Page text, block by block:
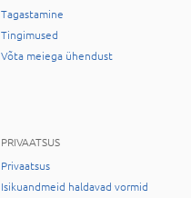
Tagastamine
Tingimused
Võta meiega ühendust
PRIVAATSUS
Privaatsus
Isikuandmeid haldavad vormid